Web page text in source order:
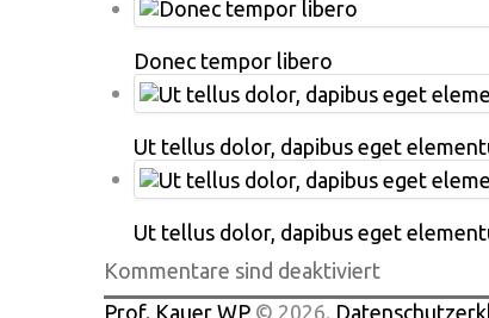
Donec tempor libero
Ut tellus dolor, dapibus eget
Ut tellus dolor, dapibus eget
Kommentare sind deaktiviert
Prof. Kauer WP © 2026.